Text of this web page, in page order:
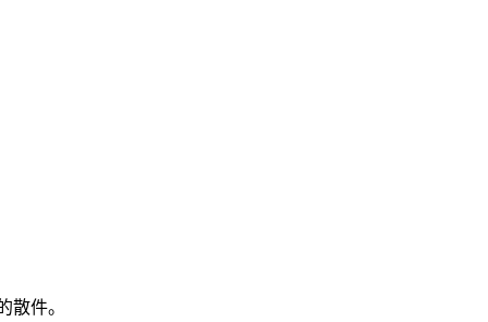
散件。